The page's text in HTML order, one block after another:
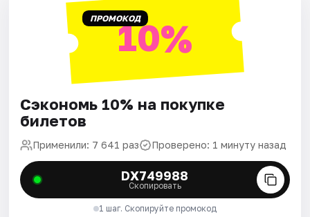
ПРОМОКОД10%
Сэкономь 10% на покупке
билетов
Применили: 7 641 раз Проверено: 1 минуту назад
DX749988
Скопировать
1 шаг. Скопируйте промокод